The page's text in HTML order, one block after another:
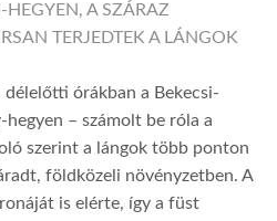
HEGYEN, A SZÁRAZ
TERJEDTEK A LÁNGOK
órákban a Bekecsi-
hegyen – számolt be róla a
szerint a lángok több ponton
földközeli növényzetben. A
is elérte, így a füst